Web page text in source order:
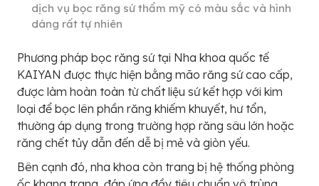
dịch vụ bọc răng sứ thẩm mỹ có màu sắc và hình
dáng rất tự nhiên
Phương pháp bọc răng sứ tại Nha khoa quốc tế
KAIYAN được thực hiện bằng mão răng sứ cao cấp,
được làm hoàn toàn từ chất liệu sứ kết hợp với kim
loại để bọc lên phần răng khiếm khuyết, hư tổn,
thường áp dụng trong trường hợp răng sâu lớn hoặc
răng chết tủy dẫn đến dễ bị mẻ và giòn yếu.
Bên cạnh đó, nha khoa còn trang bị hệ thống phòng